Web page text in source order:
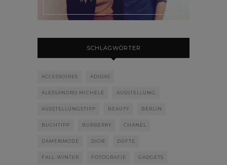
SCHLAGWÖRTER
ACCESSOIRES ADIDAS
ALESSANDRO MICHELE AUSSTELLUNG
AUSSTELLUNGSTIPP BEAUTY BERLIN
BUCHTIPP BURBERRY CHANEL
DAMENMODE DIOR DÜFTE
FALL-WINTER FOTOGRAFIE GADGETS